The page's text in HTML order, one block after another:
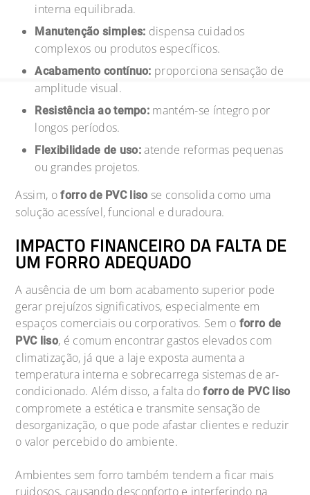
interna equilibrada.
Manutenção simples: dispensa cuidados
complexos ou produtos específicos.
Acabamento contínuo: proporciona sensação de
amplitude visual.
Resistência ao tempo: mantém-se íntegro por
longos períodos.
Flexibilidade de uso: atende reformas pequenas
ou grandes projetos.
Assim, oforro de PVC liso se consolida como uma
solução acessível, funcional e duradoura.
IMPACTO FINANCEIRO DA FALTA DE
UM FORRO ADEQUADO
A ausência de um bom acabamento superior pode
gerar prejuízos significativos, especialmente em
espaços comerciais ou corporativos. Sem o forro de
PVC liso, é comum encontrar gastos elevados com
climatização, já que a laje exposta aumenta a
temperatura interna e sobrecarrega sistemas de ar-
condicionado. Além disso, a falta doforro de PVC liso
compromete a estética e transmite sensação de
desorganização, o que pode afastar clientes e reduzir
o valor percebido do ambiente.
Ambientes sem forro também tendem a ficar mais
ruidosos, causando desconforto e interferindo na